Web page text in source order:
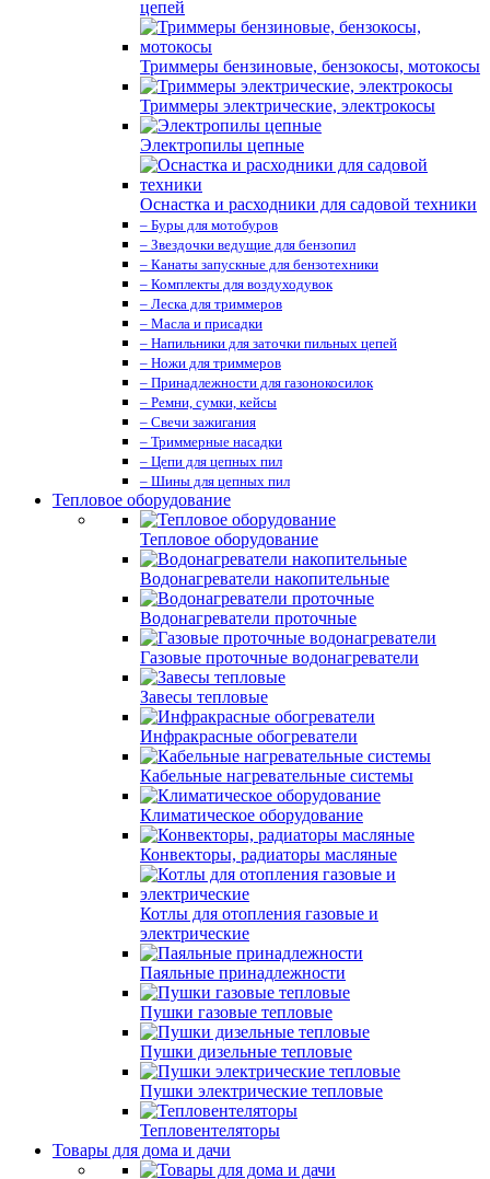
цепей
Триммеры бензиновые, бензокосы, мотокосы
Триммеры электрические, электрокосы
Электропилы цепные
Оснастка и расходники для садовой техники
– Буры для мотобуров
– Звездочки ведущие для бензопил
– Канаты запускные для бензотехники
– Комплекты для воздуходувок
– Леска для триммеров
– Масла и присадки
– Напильники для заточки пильных цепей
– Ножи для триммеров
– Принадлежности для газонокосилок
– Ремни, сумки, кейсы
– Свечи зажигания
– Триммерные насадки
– Цепи для цепных пил
– Шины для цепных пил
Тепловое оборудование
Тепловое оборудование
Водонагреватели накопительные
Водонагреватели проточные
Газовые проточные водонагреватели
Завесы тепловые
Инфракрасные обогреватели
Кабельные нагревательные системы
Климатическое оборудование
Конвекторы, радиаторы масляные
Котлы для отопления газовые и
электрические
Паяльные принадлежности
Пушки газовые тепловые
Пушки дизельные тепловые
Пушки электрические тепловые
Тепловентеляторы
Товары для дома и дачи